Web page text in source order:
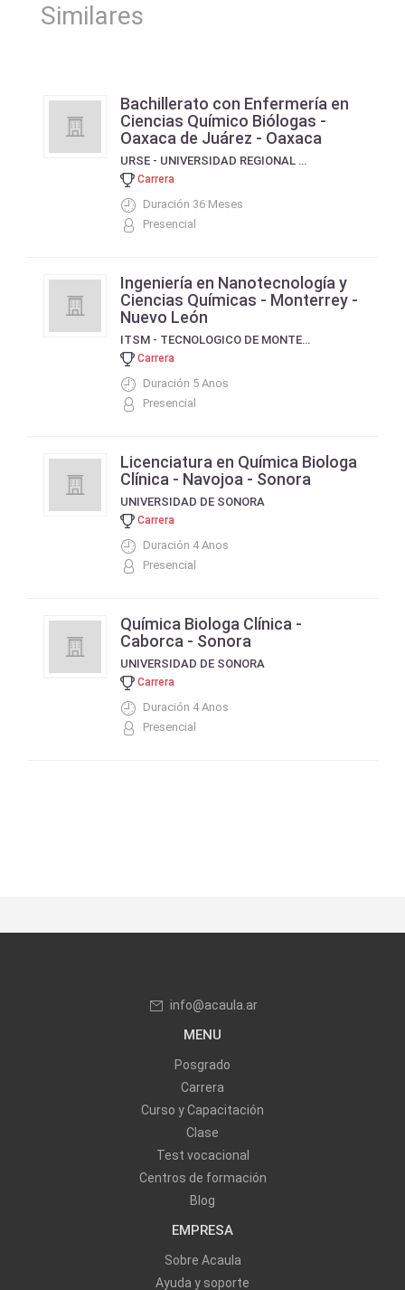
Similares
Bachillerato con Enfermería en
Ciencias Químico Biólogas -
Oaxaca de Juárez - Oaxaca
URSE - UNIVERSIDAD REGIONAL DEL SURESTE
Carrera
Duración 36 Meses
Presencial
Ingeniería en Nanotecnología y
Ciencias Químicas - Monterrey -
Nuevo León
ITSM - TECNOLOGICO DE MONTERREY
Carrera
Duración 5 Anos
Presencial
Licenciatura en Química Biologa
Clínica - Navojoa - Sonora
UNIVERSIDAD DE SONORA
Carrera
Duración 4 Anos
Presencial
Química Biologa Clínica -
Caborca - Sonora
UNIVERSIDAD DE SONORA
Carrera
Duración 4 Anos
Presencial
info@acaula.ar
MENU
Posgrado
Carrera
Curso y Capacitación
Clase
Test vocacional
Centros de formación
Blog
EMPRESA
Sobre Acaula
Ayuda y soporte